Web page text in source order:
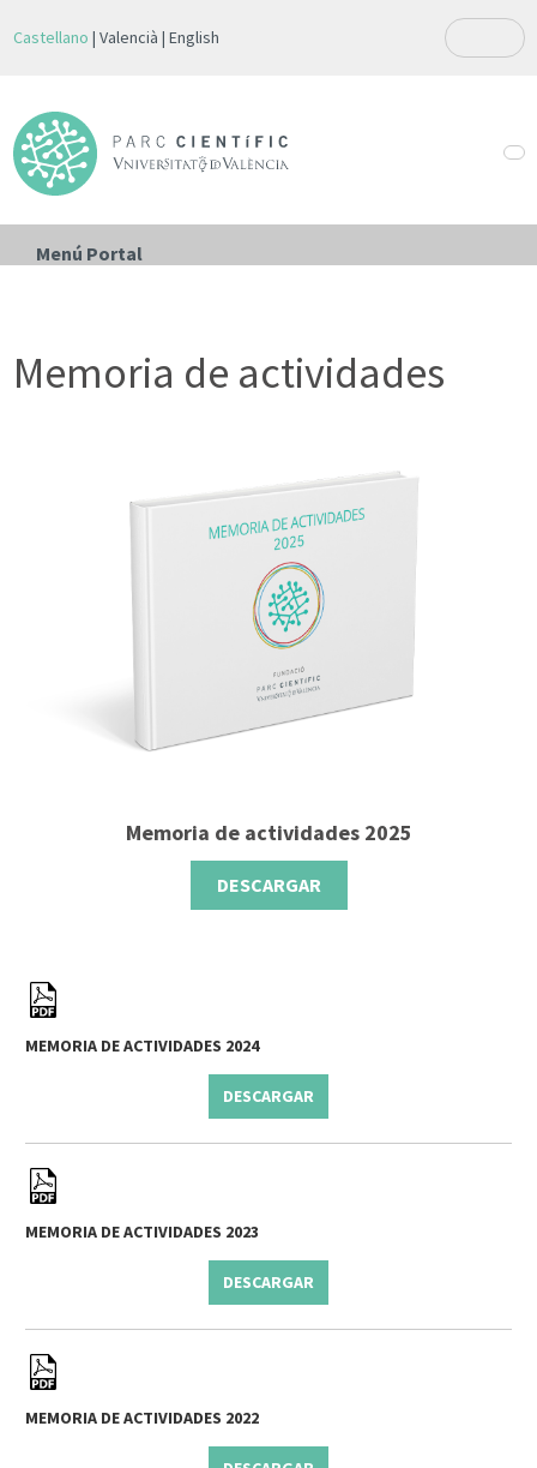
Castellano Valencià English
Menú Portal
Memoria de actividades
Memoria de actividades 2025
DESCARGAR
MEMORIA DE ACTIVIDADES 2024
DESCARGAR
MEMORIA DE ACTIVIDADES 2023
DESCARGAR
MEMORIA DE ACTIVIDADES 2022